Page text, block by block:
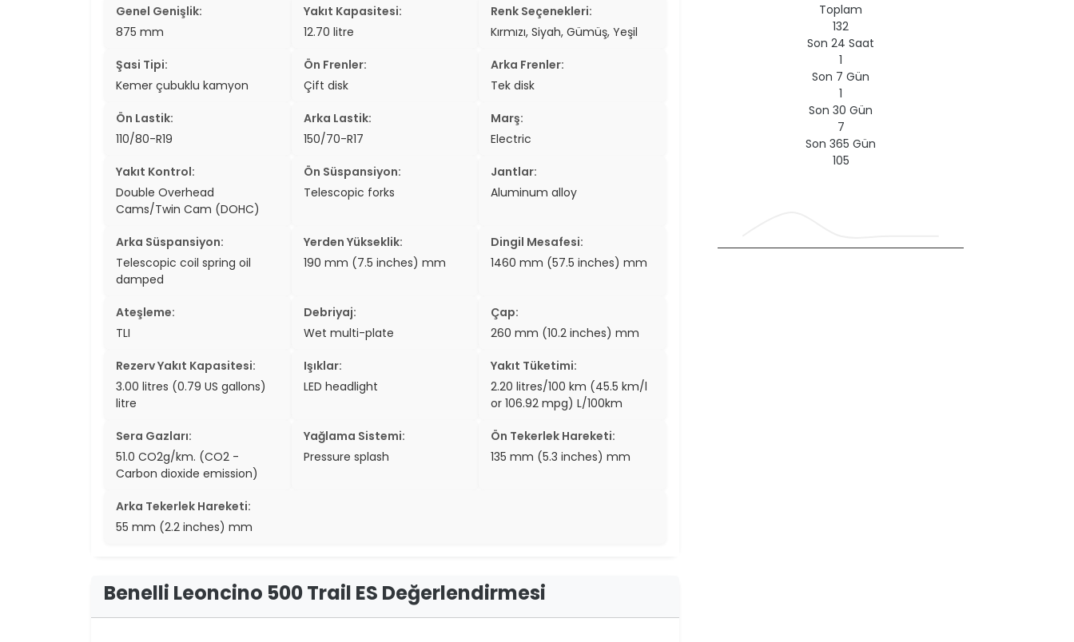
Genel Genişlik:
875 mm
Yakıt Kapasitesi:
12.70 litre
Renk Seçenekleri:
Kırmızı, Siyah, Gümüş, Yeşil
Şasi Tipi:
Kemer çubuklu kamyon
Ön Frenler:
Çift disk
Arka Frenler:
Tek disk
Ön Lastik:
110/80-R19
Arka Lastik:
150/70-R17
Marş:
Electric
Yakıt Kontrol:
Double Overhead
Cams/Twin Cam (DOHC)
Ön Süspansiyon:
Telescopic forks
Jantlar:
Aluminum alloy
Arka Süspansiyon:
Telescopic coil spring oil
damped
Yerden Yükseklik:
190 mm (7.5 inches) mm
Dingil Mesafesi:
1460 mm (57.5 inches) mm
Ateşleme:
TLI
Debriyaj:
Wet multi-plate
Çap:
260 mm (10.2 inches) mm
Rezerv Yakıt Kapasitesi:
3.00 litres (0.79 US gallons)
litre
Işıklar:
LED headlight
Yakıt Tüketimi:
2.20 litres/100 km (45.5 km/l
or 106.92 mpg) L/100km
Sera Gazları:
51.0 CO2g/km. (CO2 -
Carbon dioxide emission)
Yağlama Sistemi:
Pressure splash
Ön Tekerlek Hareketi:
135 mm (5.3 inches) mm
Arka Tekerlek Hareketi:
55 mm (2.2 inches) mm
Benelli Leoncino 500 Trail ES Değerlendirmesi
Toplam
132
Son 24 Saat
1
Son 7 Gün
1
Son 30 Gün
7
Son 365 Gün
105